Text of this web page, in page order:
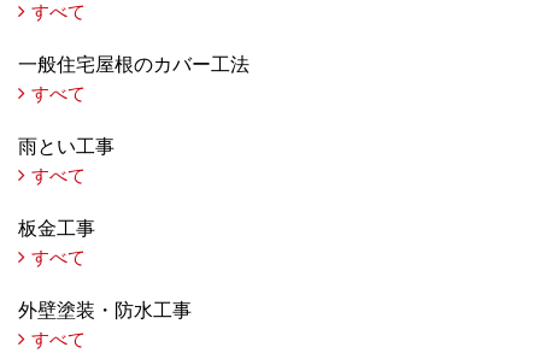
すべて
一般住宅屋根のカバー工法
すべて
雨とい工事
すべて
板金工事
すべて
外壁塗装・防水工事
すべて